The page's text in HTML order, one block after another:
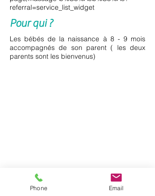
referral=service_list_widget
Pour qui ?
Les bébés de la naissance à 8 - 9 mois
accompagnés de son parent ( les deux
parents sont les bienvenus)
Phone Email